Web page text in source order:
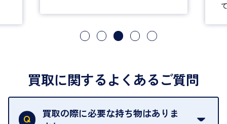
買取に関するよくあるご質問
買取の際に必要な持ち物はありま